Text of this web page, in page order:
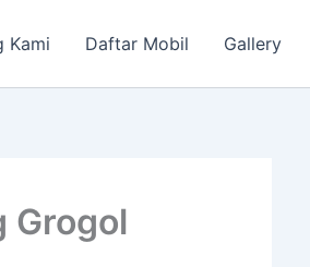
Kami Daftar Mobil Gallery
Grogol